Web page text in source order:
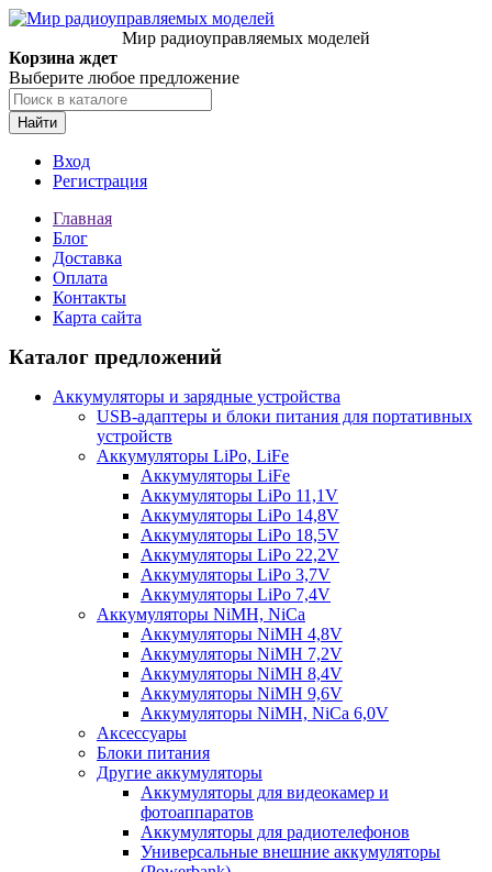
Мир радиоуправляемых моделей
Корзина ждет
Выберите любое предложение
Найти
Вход
Регистрация
Главная
Блог
Доставка
Оплата
Контакты
Карта сайта
Каталог предложений
Аккумуляторы и зарядные устройства
USB-адаптеры и блоки питания для портативных
устройств
Аккумуляторы LiPo, LiFe
Аккумуляторы LiFe
Аккумуляторы LiPo 11,1V
Аккумуляторы LiPo 14,8V
Аккумуляторы LiPo 18,5V
Аккумуляторы LiPo 22,2V
Аккумуляторы LiPo 3,7V
Аккумуляторы LiPo 7,4V
Аккумуляторы NiMH, NiCa
Аккумуляторы NiMH 4,8V
Аккумуляторы NiMH 7,2V
Аккумуляторы NiMH 8,4V
Аккумуляторы NiMH 9,6V
Аккумуляторы NiMH, NiCa 6,0V
Аксессуары
Блоки питания
Другие аккумуляторы
Аккумуляторы для видеокамер и
фотоаппаратов
Аккумуляторы для радиотелефонов
Универсальные внешние аккумуляторы